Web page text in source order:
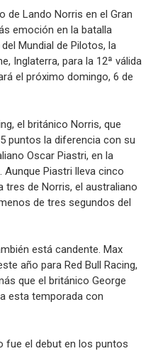
de Lando Norris en el Gran
emoción en la batalla
Mundial de Pilotos, la
Inglaterra, para la 12ª válida
el próximo domingo, 6 de
el británico Norris, que
puntos la diferencia con su
Oscar Piastri, en la
Aunque Piastri lleva cinco
de Norris, el australiano
de tres segundos del
está candente. Max
año para Red Bull Racing,
que el británico George
esta temporada con
fue el debut en los puntos